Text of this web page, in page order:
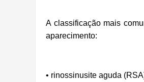
A classificação mais
aparecimento:
• rinossinusite aguda